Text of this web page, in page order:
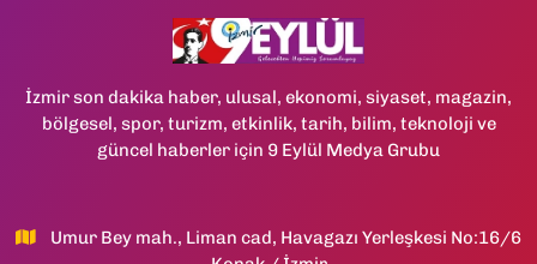
İzmir son dakika haber, ulusal, ekonomi, siyaset, magazin,
bölgesel, spor, turizm, etkinlik, tarih, bilim, teknoloji ve
güncel haberler için 9 Eylül Medya Grubu
Umur Bey mah., Liman cad, Havagazı Yerleşkesi No:16/6